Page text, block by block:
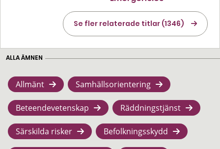
Se fler relaterade titlar (1346)
ALLA ÄMNEN
Allmänt Samhällsorientering
Beteendevetenskap Räddningstjänst
Särskilda risker Befolkningsskydd